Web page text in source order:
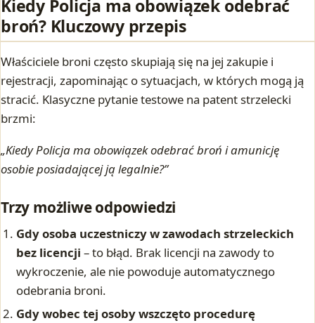
Kiedy Policja ma obowiązek odebrać
broń? Kluczowy przepis
Właściciele broni często skupiają się na jej zakupie i
rejestracji, zapominając o sytuacjach, w których mogą ją
stracić. Klasyczne pytanie testowe na patent strzelecki
brzmi:
„Kiedy Policja ma obowiązek odebrać broń i amunicję
osobie posiadającej ją legalnie?”
Trzy możliwe odpowiedzi
Gdy osoba uczestniczy w zawodach strzeleckich
bez licencji – to błąd. Brak licencji na zawody to
wykroczenie, ale nie powoduje automatycznego
odebrania broni.
Gdy wobec tej osoby wszczęto procedurę